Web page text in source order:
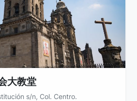
大教堂
s/n, Col. Centro.